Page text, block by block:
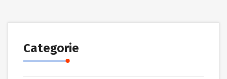
Categorie